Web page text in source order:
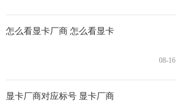
怎么看显卡厂商 怎么看显卡
08-16
显卡厂商对应标号 显卡厂商